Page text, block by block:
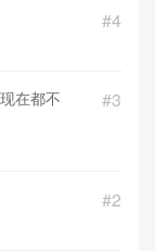
#4
#3
在都不
#2